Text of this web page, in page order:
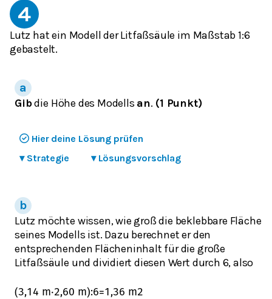
4
Lutz hat ein Modell der Litfaßsäule im Maßstab 1:6
gebastelt.
Gibdie Höhe des Modells an. (1 Punkt)
Hier deine Lösung prüfen
▾ Strategie ▾ Lösungsvorschlag
Lutz möchte wissen, wie groß die beklebbare Fläche
seines Modells ist. Dazu berechnet er den
entsprechenden Flächeninhalt für die große
Litfaßsäule und dividiert diesen Wert durch 6, also
(3,14 m⋅2,60 m):6=1,36 m2